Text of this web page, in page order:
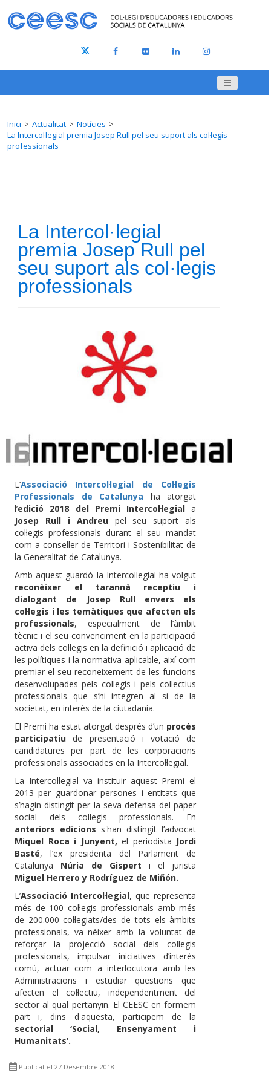
Inici Actualitat
Notícies
La Intercol·legial premia Josep Rull pel seu suport als col·legis
professionals
La Intercol·legial
premia Josep Rull pel
seu suport als col·legis
professionals
L’Associació Intercol·legial de Col·legis
Professionals de Catalunya ha atorgat
l’edició 2018 del Premi Intercol·legial a
Josep Rull i Andreupel seu suport als
col·legis professionals durant el seu mandat
com a conseller de Territori i Sostenibilitat de
la Generalitat de Catalunya.
Amb aquest guardó la Intercol·legial ha volgut
reconèixer el tarannà receptiu i
dialogant de Josep Rull envers els
col·legis i les temàtiques que afecten els
professionals, especialment de l’àmbit
tècnic i el seu convenciment en la participació
activa dels col·legis en la definició i aplicació de
les polítiques i la normativa aplicable, així com
premiar el seu reconeixement de les funcions
desenvolupades pels col·legis i pels col·lectius
professionals que s’hi integren al si de la
societat, en interès de la ciutadania.
El Premi ha estat atorgat després d’un procés
participatiu de presentació i votació de
candidatures per part de les corporacions
professionals associades en la Intercol·legial.
La Intercol·legial va instituir aquest Premi el
2013 per guardonar persones i entitats que
s’hagin distingit per la seva defensa del paper
social dels col·legis professionals. En
anteriors edicions s'han distingit l’advocat
Miquel Roca i Junyent, el periodista Jordi
Basté, l’ex presidenta del Parlament de
Catalunya Núria de Gispert i el jurista
Miguel Herrero y Rodríguez de Miñón.
L’Associació Intercol·legial, que representa
més de 100 col·legis professionals amb més
de 200.000 col·legiats/des de tots els àmbits
professionals, va néixer amb la voluntat de
reforçar la projecció social dels col·legis
professionals, impulsar iniciatives d’interès
comú, actuar com a interlocutora amb les
Administracions i estudiar qüestions que
afecten el col·lectiu, independentment del
sector al qual pertanyin. El CEESC en formem
part i, dins d'aquesta, participem de la
sectorial ‘Social, Ensenyament i
Humanitats’.
Publicat el 27 Desembre 2018